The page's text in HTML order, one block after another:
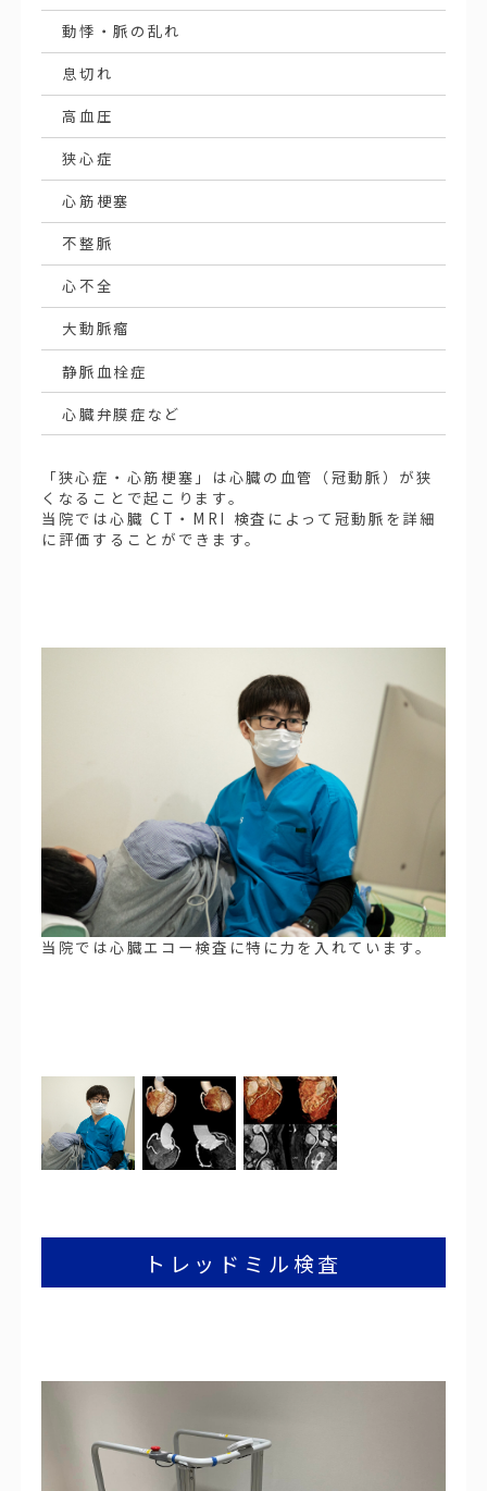
動悸・脈の乱れ
息切れ
高血圧
狭心症
心筋梗塞
不整脈
心不全
大動脈瘤
静脈血栓症
心臓弁膜症など
「狭心症・心筋梗塞」は心臓の血管（冠動脈）が狭
くなることで起こります。
当院では心臓 CT・MRI 検査によって冠動脈を詳細
に評価することができます。
当院では心臓エコー検査に特に力を入れています。
トレッドミル検査